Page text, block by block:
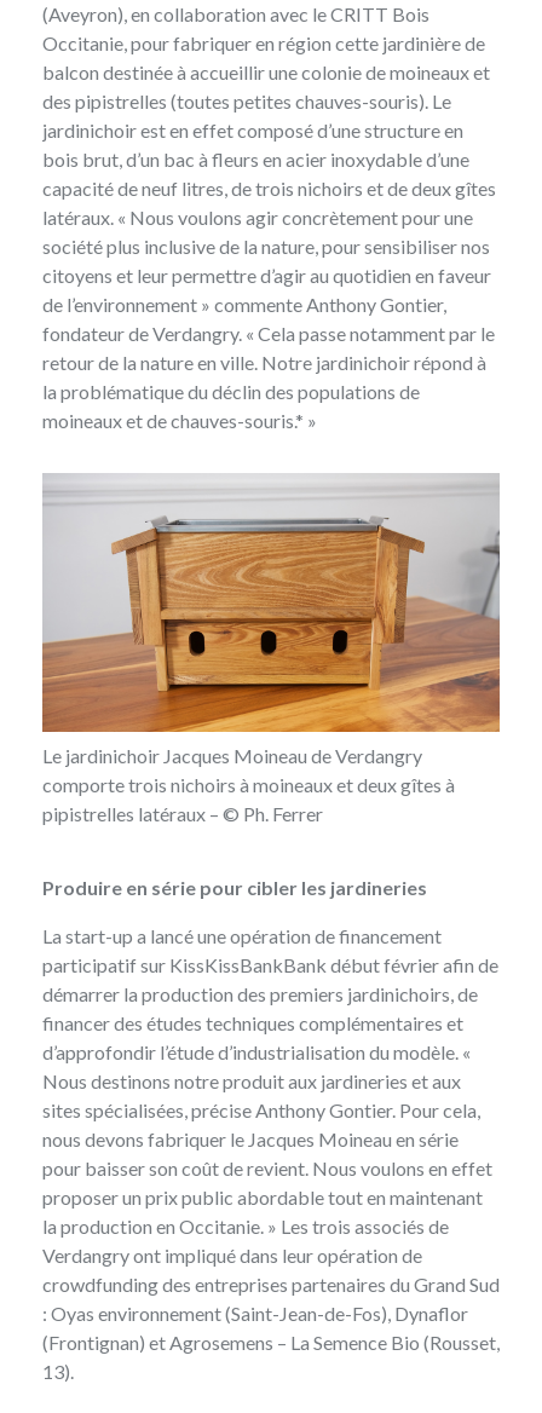
(Aveyron), en collaboration avec le CRITT Bois
Occitanie, pour fabriquer en région cette jardinière de
balcon destinée à accueillir une colonie de moineaux et
des pipistrelles (toutes petites chauves-souris). Le
jardinichoir est en effet composé d’une structure en
bois brut, d’un bac à fleurs en acier inoxydable d’une
capacité de neuf litres, de trois nichoirs et de deux gîtes
latéraux. « Nous voulons agir concrètement pour une
société plus inclusive de la nature, pour sensibiliser nos
citoyens et leur permettre d’agir au quotidien en faveur
de l’environnement » commente Anthony Gontier,
fondateur de Verdangry. « Cela passe notamment par le
retour de la nature en ville. Notre jardinichoir répond à
la problématique du déclin des populations de
moineaux et de chauves-souris.* »
Le jardinichoir Jacques Moineau de Verdangry
comporte trois nichoirs à moineaux et deux gîtes à
pipistrelles latéraux – © Ph. Ferrer
Produire en série pour cibler les jardineries
La start-up a lancé une opération de financement
participatif sur KissKissBankBank début février afin de
démarrer la production des premiers jardinichoirs, de
financer des études techniques complémentaires et
d’approfondir l’étude d’industrialisation du modèle. «
Nous destinons notre produit aux jardineries et aux
sites spécialisées, précise Anthony Gontier. Pour cela,
nous devons fabriquer le Jacques Moineau en série
pour baisser son coût de revient. Nous voulons en effet
proposer un prix public abordable tout en maintenant
la production en Occitanie. » Les trois associés de
Verdangry ont impliqué dans leur opération de
crowdfunding des entreprises partenaires du Grand Sud
: Oyas environnement (Saint-Jean-de-Fos), Dynaflor
(Frontignan) et Agrosemens – La Semence Bio (Rousset,
13).